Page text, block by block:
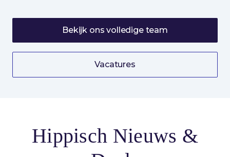
Bekijk ons volledige team
Vacatures
Hippisch Nieuws &